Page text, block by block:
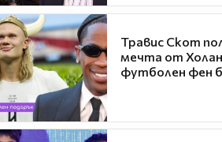
Травис Скот
мечта от
футболен фен